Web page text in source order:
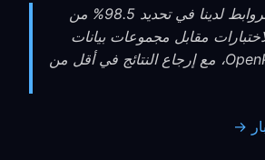
نجحت أداة فحص الروابط لدينا في تحديد 98.5% من
مقابل مجموعات بيانات
PhishTank وOpenPhish، مع إرجاع النتائج في أقل من
→